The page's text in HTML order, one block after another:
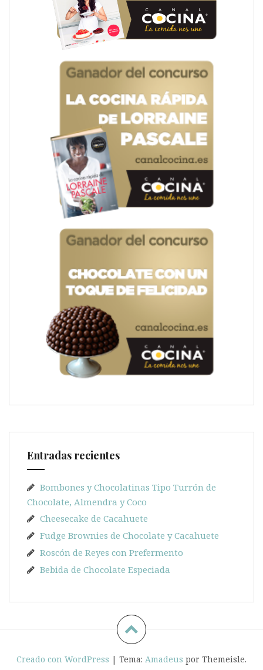
Entradas recientes
Bombones y Chocolatinas Tipo Turrón de
Chocolate, Almendra y Coco
Cheesecake de Cacahuete
Fudge Brownies de Chocolate y Cacahuete
Roscón de Reyes con Prefermento
Bebida de Chocolate Especiada
Creado con WordPress | Tema: Amadeus por Themeisle.